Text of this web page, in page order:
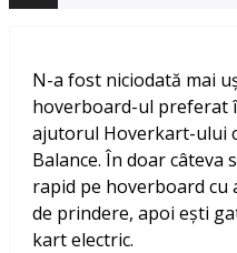
N-a fost niciodată mai
hoverboard-ul preferat
ajutorul Hoverkart-ului
Balance. În doar câteva
rapid pe hoverboard
de prindere, apoi ești
kart electric.